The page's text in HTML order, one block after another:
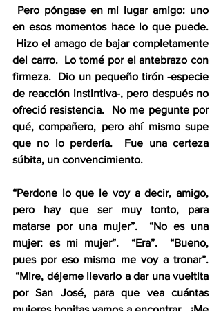
Pero póngase en mi lugar amigo: uno
en esos momentos hace lo que puede.
Hizo el amago de bajar completamente
del carro.  Lo tomé por el antebrazo con
firmeza.  Dio un pequeño tirón -especie
de reacción instintiva-, pero después no
ofreció resistencia.  No me pegunte por
qué, compañero, pero ahí mismo supe
que no lo perdería.  Fue una certeza
súbita, un convencimiento.
“Perdone lo que le voy a decir, amigo,
pero hay que ser muy tonto, para
matarse por una mujer”.  “No es una
mujer: es mi mujer”.  “Era”.  “Bueno,
pues por eso mismo me voy a tronar”.
“Mire, déjeme llevarlo a dar una vueltita
por San José, para que vea cuántas